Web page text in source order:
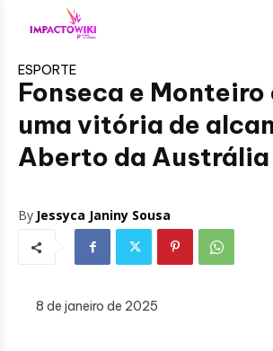
ESPORTE
Fonseca e Monteiro
uma vitória de
Aberto da Austrália
By Jessyca Janiny Sousa
8 de janeiro de 2025